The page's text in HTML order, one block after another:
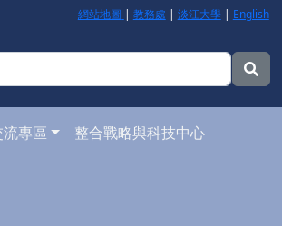
網站地圖 | 教務處 | 淡江大學| English
專區 整合戰略與科技中心